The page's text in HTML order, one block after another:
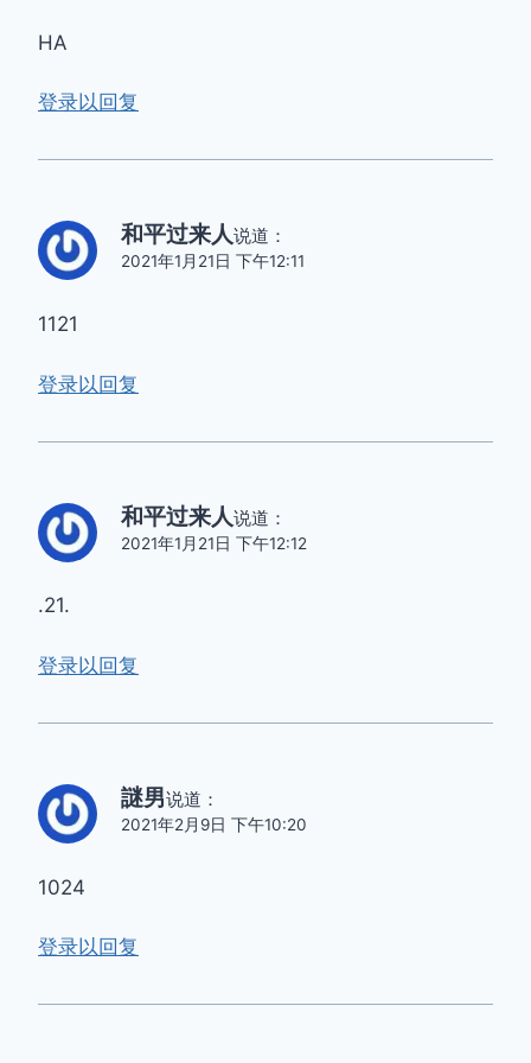
HA
登录以回复
和平过来人说道：
2021年1月21日 下午12:11
1121
登录以回复
和平过来人说道：
2021年1月21日 下午12:12
.21.
登录以回复
謎男说道：
2021年2月9日 下午10:20
1024
登录以回复